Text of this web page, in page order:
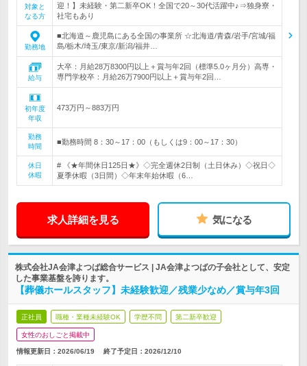
対象と
なる方
迎！】未経験・第二新卒OK！全国で20～30代活躍中♪⇒独身寮・
社宅もあり
勤務地
■北海道～鹿児島にある全国の事業所 ☆北海道/青森/岩手/宮城/福
島/栃木/埼玉/東京/新潟/福井…
給与
大卒：月給28万8300円以上＋賞与年2回（標準5.0ヶ月分）高専・
専門学校卒：月給26万7900円以上＋賞与年2回…
初年度
年収
473万円～883万円
勤務
時間
■勤務時間 8：30～17：00（もしくは9：00～17：30）
休日
休暇
# 《★年間休日125日★》◇完全週休2日制（土日休み）◇祝日◇
夏季休暇（3日間）◇年末年始休暇（6…
求人詳細を見る 気になる
株式会社JA会津よつば総合サービス | JA会津よつばの子会社として、安定
した事業基盤を誇ります。
【葬儀ホールスタッフ】未経験歓迎／残業少なめ／賞与年3回
正社員 職種・業種未経験OK 学歴不問 第二新卒歓迎
女性のおしごと掲載中
情報更新日：2026/06/19 終了予定日： 2026/12/10